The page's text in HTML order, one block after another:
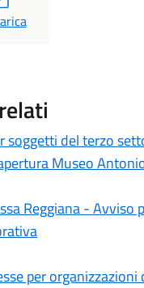
soggetti del terzo
Museo
Reggiana - Avviso
per